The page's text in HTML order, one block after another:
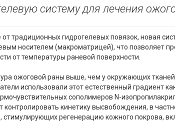
систему для лечения
от традиционных гидрогелевых повязок, новая
носителем (макроматрицей), что позволяет
от температуры раневой поверхности.
ожоговой раны выше, чем у окружающих
использовали этот естественный градиент
сополимеров N-
контролировать кинетику высвобождения, в
стимулирующих регенерацию кожного покрова,